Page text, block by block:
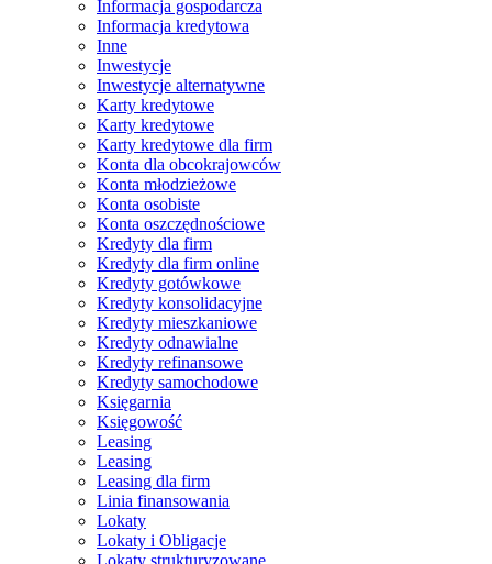
Informacja gospodarcza
Informacja kredytowa
Inne
Inwestycje
Inwestycje alternatywne
Karty kredytowe
Karty kredytowe
Karty kredytowe dla firm
Konta dla obcokrajowców
Konta młodzieżowe
Konta osobiste
Konta oszczędnościowe
Kredyty dla firm
Kredyty dla firm online
Kredyty gotówkowe
Kredyty konsolidacyjne
Kredyty mieszkaniowe
Kredyty odnawialne
Kredyty refinansowe
Kredyty samochodowe
Księgarnia
Księgowość
Leasing
Leasing
Leasing dla firm
Linia finansowania
Lokaty
Lokaty i Obligacje